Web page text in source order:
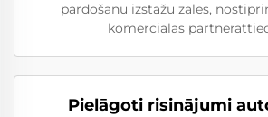
pārdošanu izstāžu zālēs,
komerciālās
Pielāgoti risinājumi